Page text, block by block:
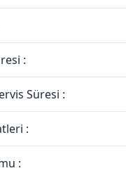
:
Süresi :
:
: